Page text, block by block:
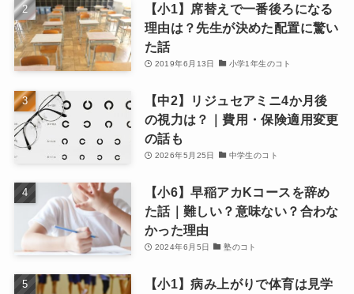
【小1】席替えで一番後ろになる
理由は？先生が決めた配置に驚い
た話
2019年6月13日 小学1年生のコト
【中2】リジュセアミニ4か月後
の視力は？｜費用・保険適用変更
の話も
2026年5月25日 中学生のコト
【小6】早稲アカKコースを辞め
た話｜難しい？意味ない？合わな
かった理由
2024年6月5日 塾のコト
【小1】病み上がりで体育は見学